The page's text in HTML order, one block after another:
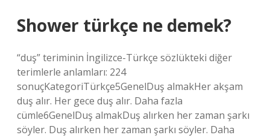
Shower türkçe ne demek?
“duş” teriminin İngilizce-Türkçe sözlükteki diğer
terimlerle anlamları: 224
sonuçKategoriTürkçe5GenelDuş almakHer akşam
duş alır. Her gece duş alır. Daha fazla
cümle6GenelDuş almakDuş alırken her zaman şarkı
söyler. Duş alırken her zaman şarkı söyler. Daha